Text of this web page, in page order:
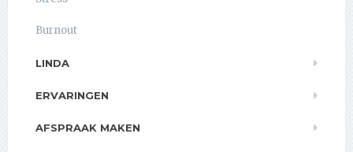
Burnout
LINDA
ERVARINGEN
AFSPRAAK MAKEN